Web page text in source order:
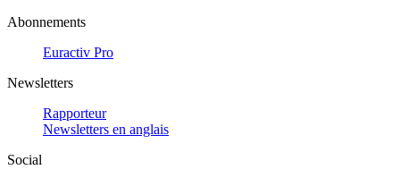
Abonnements
Euractiv Pro
Newsletters
Rapporteur
Newsletters en anglais
Social